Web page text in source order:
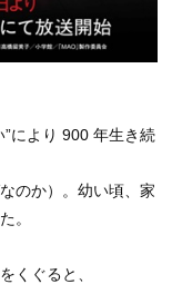
により 900 年生き続
のか）。幼い頃、家
。
くぐると、